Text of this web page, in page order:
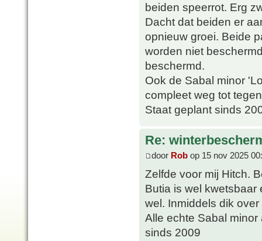
beiden speerrot. Erg
Dacht dat beiden er
opnieuw groei. Beide
worden niet
beschermd.
Ook de Sabal minor
compleet weg tot
Staat geplant sinds
Re:
door Rob op 15 nov 2025
Zelfde voor mij Hitch.
Butia is wel kwetsbaar
wel. Inmiddels dik
Alle echte Sabal
sinds 2009